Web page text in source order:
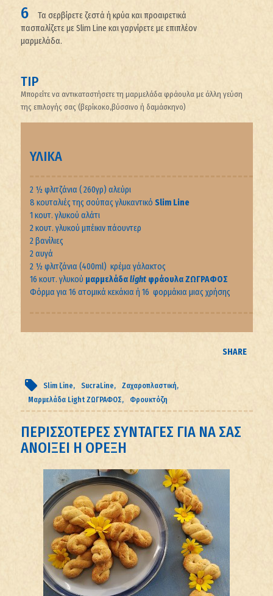
Τα σερβίρετε ζεστά ή κρύα και προαιρετικά
πασπαλίζετε με Slim Line και γαρνίρετε με επιπλέον
μαρμελάδα.
TIP
Μπορείτε να αντικαταστήσετε τη μαρμελάδα φράουλα με άλλη γεύση
της επιλογής σας (βερίκοκο,βύσσινο ή δαμάσκηνο)
ΥΛΙΚΑ
2 ½ φλιτζάνια ( 260γρ) αλεύρι
8 κουταλιές της σούπας γλυκαντικό Slim Line
1 κουτ. γλυκού αλάτι
2 κουτ. γλυκού μπέικιν πάουντερ
2 βανίλιες
2 αυγά
2 ½ φλιτζάνια (400ml) κρέμα γάλακτος
16 κουτ. γλυκού μαρμελάδαlight φράουλα ΖΩΓΡΑΦΟΣ
Φόρμα για 16 ατομικά κεκάκια ή 16 φορμάκια μιας χρήσης
SHARE
Slim Line SucraLine
Ζαχαροπλαστική
Μαρμελάδα Light ΖΩΓΡΑΦΟΣ
Φρουκτόζη
ΠΕΡΙΣΣΟΤΕΡΕΣ ΣΥΝΤΑΓΕΣ ΓΙΑ ΝΑ ΣΑΣ
ΑΝΟΙΞΕΙ Η ΟΡΕΞΗ